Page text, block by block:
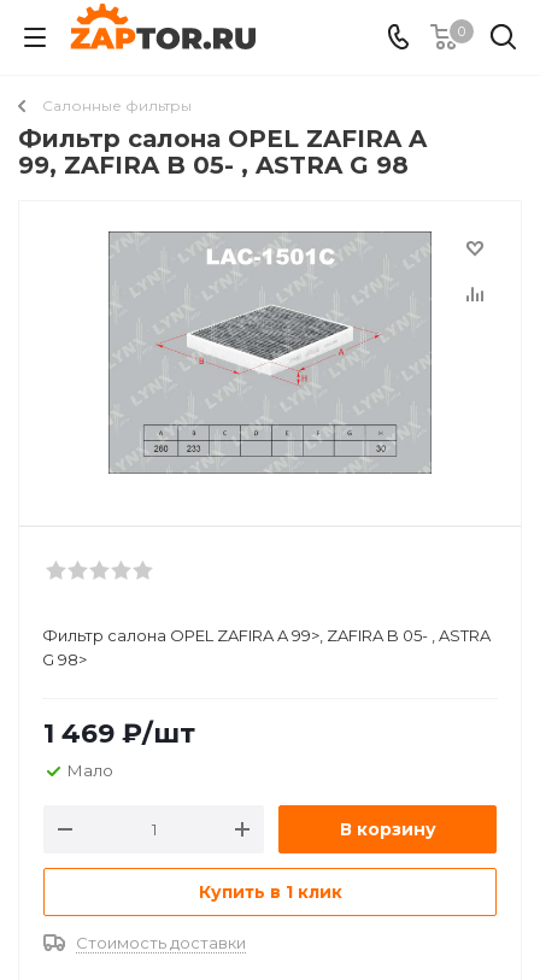
0
Салонные фильтры
Фильтр салона OPEL ZAFIRA A
99, ZAFIRA B 05- , ASTRA G 98
Фильтр салона OPEL ZAFIRA A 99>, ZAFIRA B 05- , ASTRA
G 98>
1 469 ₽/шт
Мало
В корзину
Купить в 1 клик
Стоимость доставки